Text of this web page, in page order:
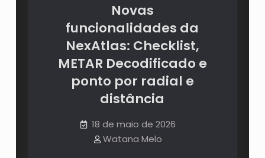
Novas
funcionalidades da
NexAtlas: Checklist,
METAR Decodificado e
ponto por radial e
distância
18 de maio de 2026
Watana Melo